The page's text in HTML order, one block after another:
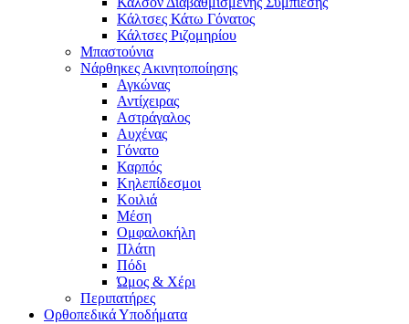
Κάλτσες Κάτω Γόνατος
Κάλτσες Ριζομηρίου
Μπαστούνια
Νάρθηκες Ακινητοποίησης
Αγκώνας
Αντίχειρας
Αστράγαλος
Αυχένας
Γόνατο
Καρπός
Κηλεπίδεσμοι
Κοιλιά
Μέση
Ομφαλοκήλη
Πλάτη
Πόδι
Ώμος & Χέρι
Περιπατήρες
Ορθοπεδικά Υποδήματα